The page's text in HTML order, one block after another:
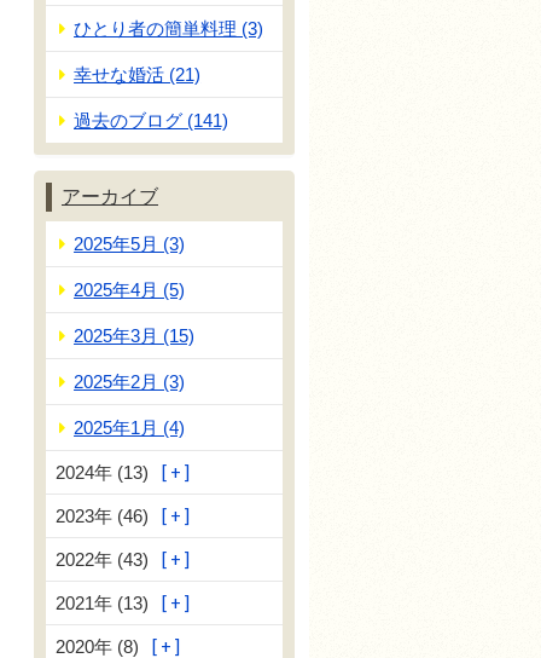
ひとり者の簡単料理 (3)
幸せな婚活 (21)
過去のブログ (141)
アーカイブ
2025年5月 (3)
2025年4月 (5)
2025年3月 (15)
2025年2月 (3)
2025年1月 (4)
2024年 (13)
2023年 (46)
2022年 (43)
2021年 (13)
2020年 (8)